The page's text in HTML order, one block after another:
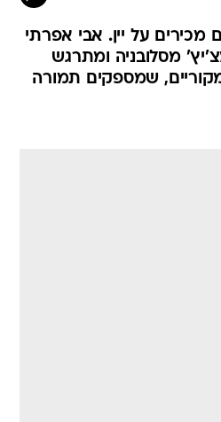
על יין. אבי אפרתי
מסלובניה ומתרגש
שמספקים תמורה